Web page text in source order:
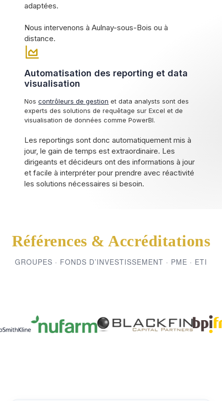
adaptées.
Nous intervenons à Aulnay-sous-Bois ou à
distance.
Automatisation des reporting et data
visualisation
Noscontrôleurs de gestion et data analysts sont des
experts des solutions de requêtage sur Excel et de
visualisation de données comme PowerBI.
Les reportings sont donc automatiquement mis à
jour, le gain de temps est extraordinaire. Les
dirigeants et décideurs ont des informations à jour
et facile à interpréter pour prendre avec réactivité
les solutions nécessaires si besoin.
Références & Accréditations
GROUPES · FONDS D’INVESTISSEMENT · PME · ETI